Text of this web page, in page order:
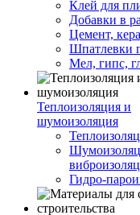
Клей для
Добавки в
Цемент,
Шпатлевки
Мел, гипс,
Теплоизоляция и
шумоизоляция
Гидро-